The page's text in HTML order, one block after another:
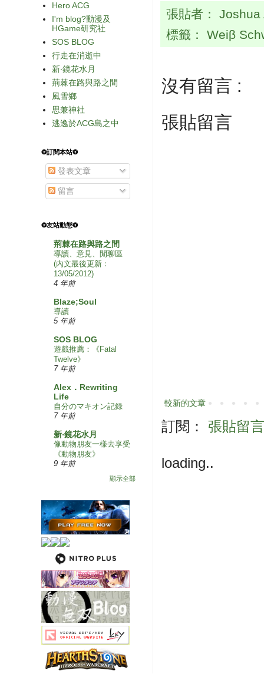
張貼者：
標籤： Weiβ
沒有留言 :
張貼留言
較新的文章
訂閱： 張貼留
loading..
Hero ACG
I'm blog?動漫及
HGame研究社
SOS BLOG
行走在消逝中
新‧鏡花水月
荊棘在路與路之間
風雪鄉
思兼神社
逃逸於ACG島之中
❂訂閱本站❂
發表文章
留言
❂友站動態❂
荊棘在路與路之間
導讀、意見、閒聊區
(內文最後更新﹕
13/05/2012)
4 年前
Blaze;Soul
導讀
5 年前
SOS BLOG
遊戲推薦：《Fatal
Twelve》
7 年前
Alex．Rewriting
Life
自分のマキオン記録
7 年前
新‧鏡花水月
像動物朋友一樣去享受
《動物朋友》
9 年前
顯示全部